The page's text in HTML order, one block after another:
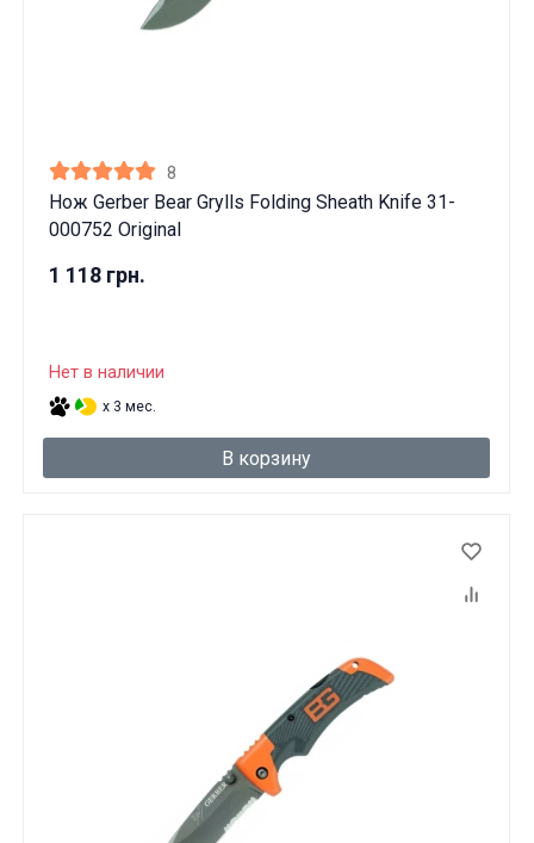
8
Нож Gerber Bear Grylls Folding Sheath Knife 31-
000752 Original
1 118 грн.
Нет в наличии
x 3 мес.
В корзину